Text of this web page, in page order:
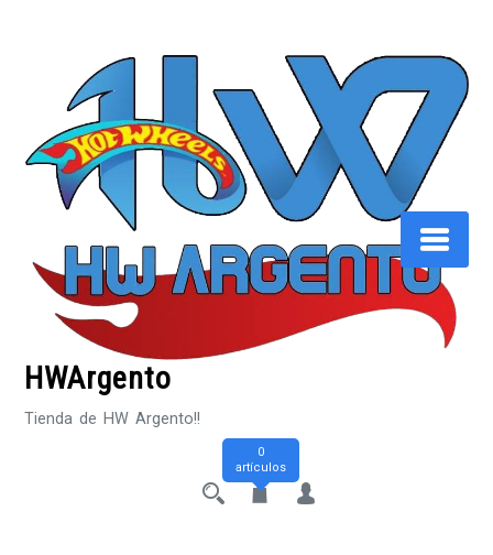
HWArgento
Tienda de HW Argento!!
0
artículos